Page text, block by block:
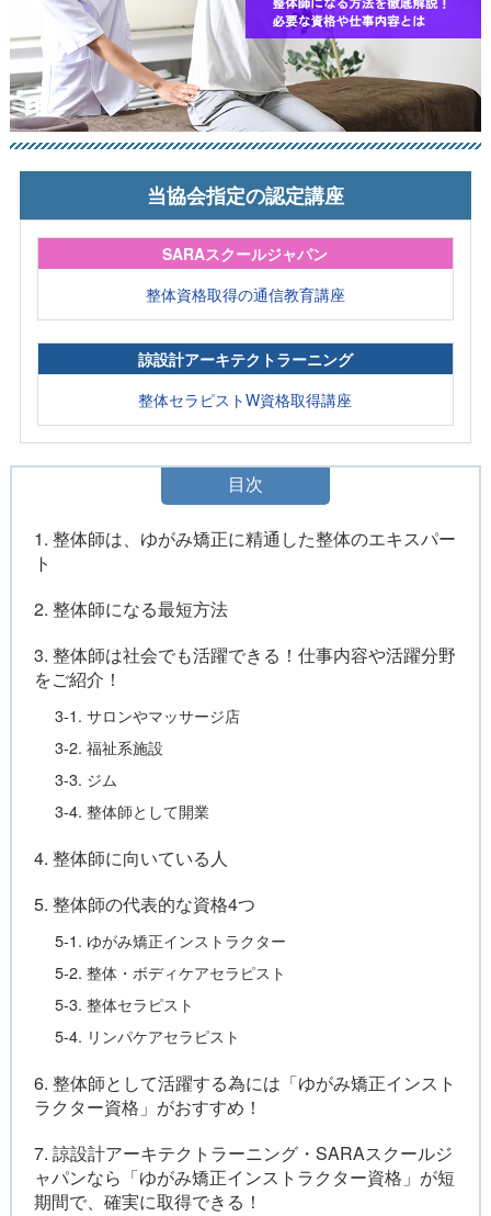
当協会指定の認定講座
SARAスクールジャパン
整体資格取得の通信教育講座
諒設計アーキテクトラーニング
整体セラピストW資格取得講座
目次
1. 整体師は、ゆがみ矯正に精通した整体のエキスパー
ト
2. 整体師になる最短方法
3. 整体師は社会でも活躍できる！仕事内容や活躍分野
をご紹介！
3-1. サロンやマッサージ店
3-2. 福祉系施設
3-3. ジム
3-4. 整体師として開業
4. 整体師に向いている人
5. 整体師の代表的な資格4つ
5-1. ゆがみ矯正インストラクター
5-2. 整体・ボディケアセラピスト
5-3. 整体セラピスト
5-4. リンパケアセラピスト
6. 整体師として活躍する為には「ゆがみ矯正インスト
ラクター資格」がおすすめ！
7. 諒設計アーキテクトラーニング・SARAスクールジ
ャパンなら「ゆがみ矯正インストラクター資格」が短
期間で、確実に取得できる！